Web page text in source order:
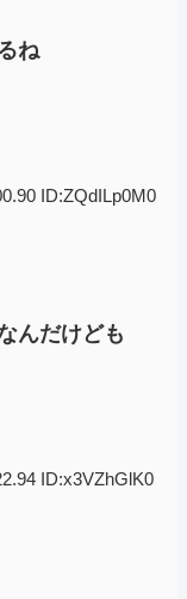
ね
ID:ZQdILp0M0
んだけども
ID:x3VZhGlK0